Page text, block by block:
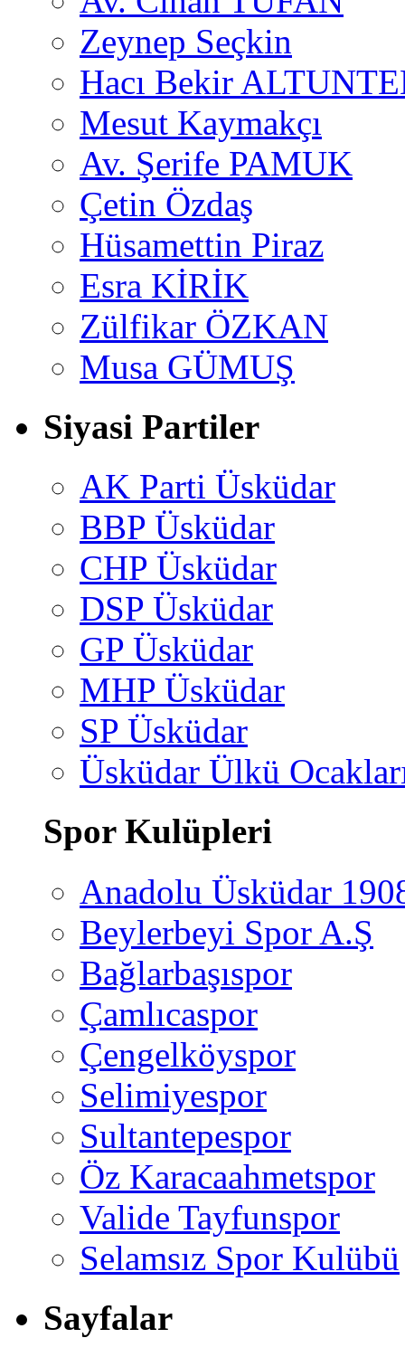
Zeynep Seçkin
Hacı Bekir
Mesut Kaymakçı
Av. Şerife PAMUK
Çetin Özdaş
Hüsamettin Piraz
Esra KİRİK
Zülfikar ÖZKAN
Musa GÜMUŞ
Siyasi Partiler
AK Parti Üsküdar
BBP Üsküdar
CHP Üsküdar
DSP Üsküdar
GP Üsküdar
MHP Üsküdar
SP Üsküdar
Üsküdar Ülkü
Spor Kulüpleri
Anadolu Üsküdar
Beylerbeyi Spor A.Ş
Bağlarbaşıspor
Çamlıcaspor
Çengelköyspor
Selimiyespor
Sultantepespor
Öz Karacaahmetspor
Valide Tayfunspor
Selamsız Spor Kulübü
Sayfalar